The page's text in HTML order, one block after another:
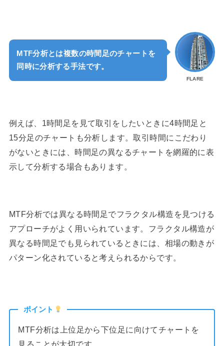
FLARE
MTF分析とは複数の時間足のチャートを
同時に分析する手法です。
例えば、1時間足を見て取引をしたいときに4時間足と
15分足のチャートも分析します。取引時間にこだわり
がないときには、時間足の異なるチャートを網羅的に表
示して分析する場合もあります。
MTF分析では異なる時間足でフラクタル構造を見つける
アプローチがよく用いられています。フラクタル構造が
異なる時間足でも見られているときには、相場の動きが
パターン化されていると考えられるからです。
ポイント
MTF分析は上位足から下位足に向けてチャートを
見ることが大切です。